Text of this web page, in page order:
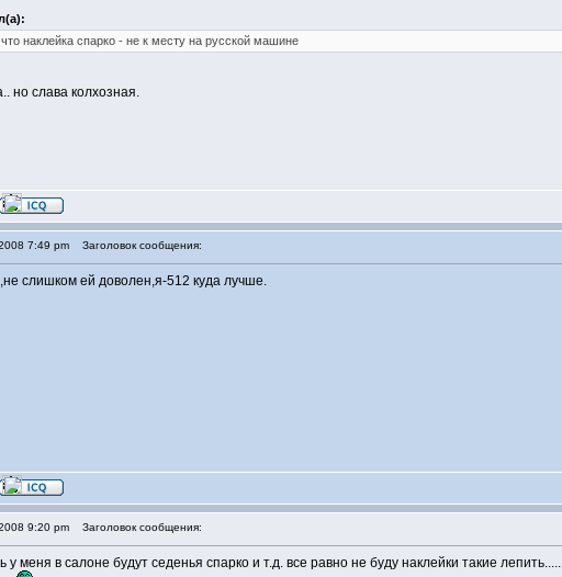
наклейка спарко - не к месту на русской машине
но слава колхозная.
7:49 pm Заголовок сообщения:
слишком ей доволен,я-512 куда лучше.
9:20 pm Заголовок сообщения:
у меня в салоне будут седенья спарко и т.д. все равно не буду наклейки такие лепить.....